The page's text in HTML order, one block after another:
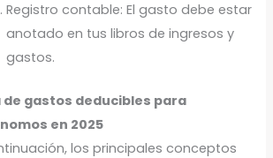
Registro contable: El gasto debe estar
anotado en tus libros de ingresos y
gastos.
de gastos deducibles para
en 2025
los principales conceptos